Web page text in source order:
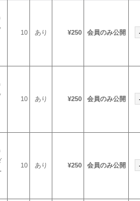
10 あり ¥250 会員のみ公開
10 あり ¥250 会員のみ公開
10 あり ¥250 会員のみ公開